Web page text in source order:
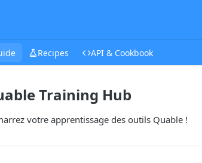
Recipes API & Cookbook
Training Hub
votre apprentissage des outils Quable !